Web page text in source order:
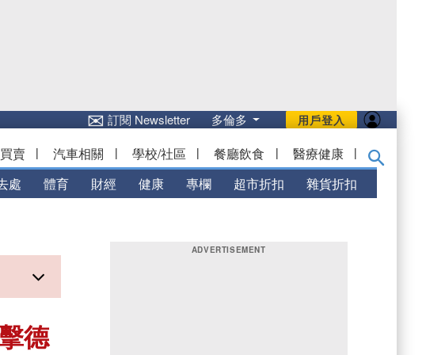
用戶登入
✉訂閱 Newsletter 多倫多
賣 | 汽車相關 | 學校/社區 | 餐廳飲食 | 醫療健康 |
處 體育 財經 健康 專欄 超市折扣 雜貨折扣
德